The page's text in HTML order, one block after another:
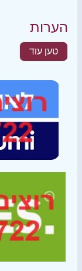
הערות
טען עוד